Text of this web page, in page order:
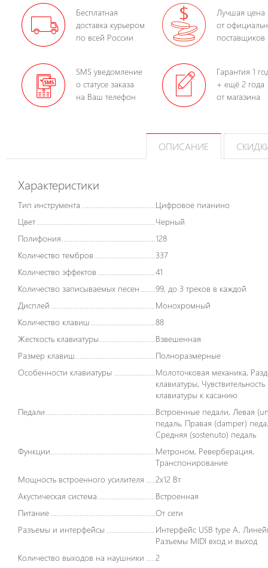
Бесплатная
доставка курьером
по всей России
Лучшая цена
от
поставщиков
SMS уведомление
о статусе заказа
на Ваш телефон
Гарантия 1
+ ещё 2 года
от магазина
ОПИСАНИЕ
Характеристики
Тип инструмента
Цифровое пианино
Цвет
Черный
Полифония
128
Количество тембров
337
Количество эффектов
41
Количество записываемых песен
99, до 3 треков в каждой
Дисплей
Монохромный
Количество клавиш
88
Жесткость клавиатуры
Взвешенная
Размер клавиш
Полноразмерные
Особенности клавиатуры
Молоточковая механика, Разделение
клавиатуры, Чувствительность
клавиатуры к касанию
Педали
Встроенные педали, Левая (una corda)
педаль, Правая (damper)
Средняя (sostenuto) педаль
Функции
Метроном, Реверберация,
Транспонирование
Мощность встроенного усилителя
2x12 Вт
Акустическая система
Встроенная
Питание
От сети
Разъемы и интерфейсы
Интерфейс USB type A, Линейный вход,
Разъемы MIDI вход и выход
Количество выходов на наушники
2